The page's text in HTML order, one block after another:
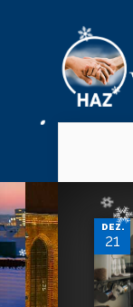
DEZ.
21